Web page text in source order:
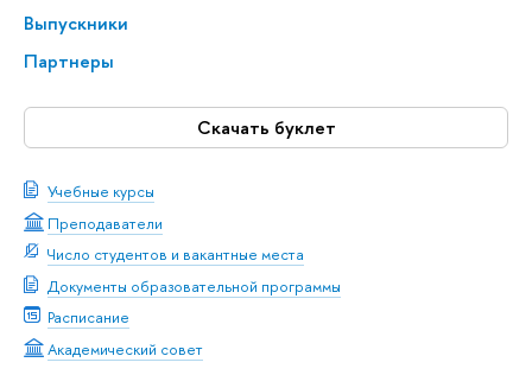
Выпускники
Партнеры
Скачать буклет
Учебные курсы
Преподаватели
Число студентов и вакантные места
Документы образовательной программы
Расписание
Академический совет